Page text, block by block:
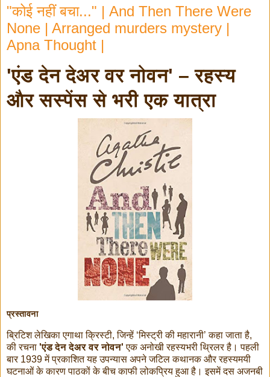
"कोई नहीं बचा..." | And Then There Were
None | Arranged murders mystery |
Apna Thought |
'एंड देन देअर वर नोवन' – रहस्य
और सस्पेंस से भरी एक यात्रा
प्रस्तावना
ब्रिटिश लेखिका एगाथा क्रिस्टी, जिन्हें ‘मिस्ट्री की महारानी’ कहा जाता है,
की रचना 'एंड देन देअर वर नोवन' एक अनोखी रहस्यभरी थ्रिलर है। पहली
बार 1939 में प्रकाशित यह उपन्यास अपने जटिल कथानक और रहस्यमयी
घटनाओं के कारण पाठकों के बीच काफी लोकप्रिय हुआ है। इसमें दस अजनबी